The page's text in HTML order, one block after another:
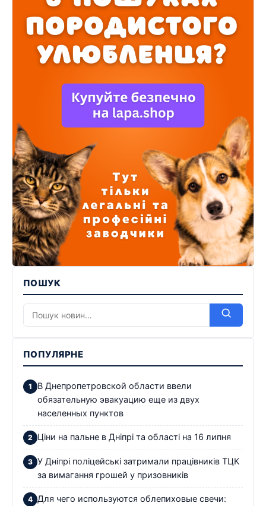
ПОШУК
ПОПУЛЯРНЕ
В Днепропетровской области ввели
обязательную эвакуацию еще из двух
населенных пунктов
Ціни на пальне в Дніпрі та області на 16 липня
У Дніпрі поліцейські затримали працівників ТЦК
за вимагання грошей у призовників
Для чего используются облепиховые свечи: